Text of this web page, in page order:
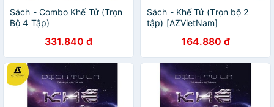
Sách - Combo Khế Tử (Trọn
Bộ 4 Tập)
331.840 đ
Sách - Khế Tử (Trọn bộ 2
tập) [AZVietNam]
164.880 đ